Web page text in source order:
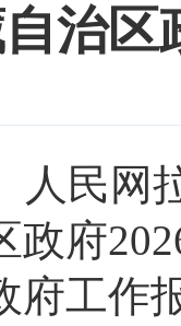
治区
民网
政府
府工